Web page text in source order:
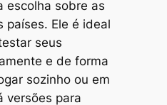
escolha sobre as
Ele é ideal
seus
e de forma
sozinho ou em
versões para